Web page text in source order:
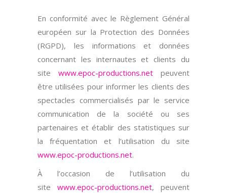
En conformité avec le Règlement Général
européen sur la Protection des Données
(RGPD), les informations et données
concernant les internautes et clients du
site www.epoc-productions.net peuvent
être utilisées pour informer les clients des
spectacles commercialisés par le service
communication de la société ou ses
partenaires et établir des statistiques sur
la fréquentation et l’utilisation du site
www.epoc-productions.net.
À l’occasion de l’utilisation du
site www.epoc-productions.net, peuvent